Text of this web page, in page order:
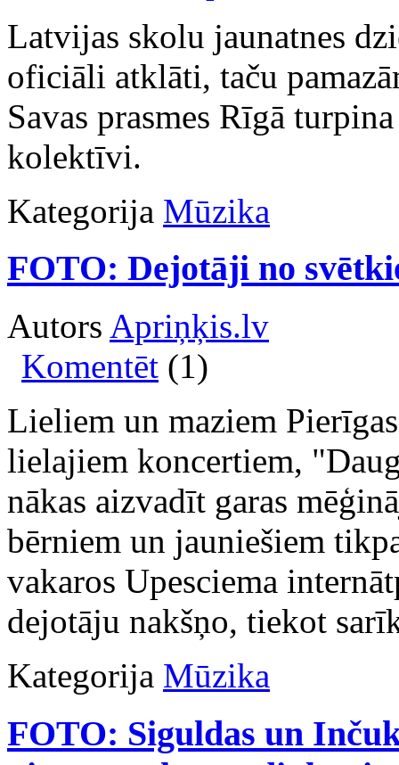
Latvijas skolu jaunatnes
oficiāli atklāti, taču
Savas prasmes Rīgā
kolektīvi.
Kategorija Mūzika
FOTO: Dejotāji no
Autors Apriņķis.lv
Komentēt (1)
Lieliem un maziem
lielajiem koncertiem,
nākas aizvadīt garas
bērniem un jauniešiem
vakaros Upesciema
dejotāju nakšņo, tiekot
Kategorija Mūzika
FOTO: Siguldas un